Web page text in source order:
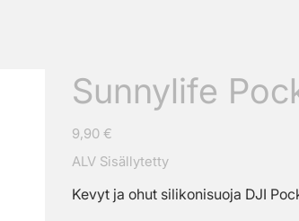
Sunnylife
Hinta
9,90 €
ALV Sisällytetty
Kevyt ja ohut silikonisuoja DJI